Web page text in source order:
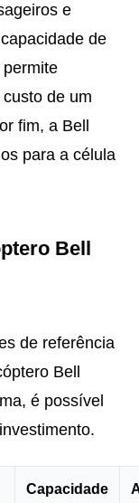
e
de
de um
fim, a Bell
para a célula
Bell
de referência
Bell
é possível
Capacidade